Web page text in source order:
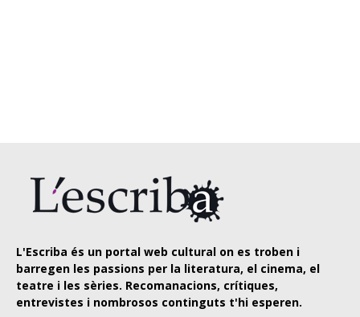
L'Escriba és un portal web cultural on es troben i
barregen les passions per la literatura, el cinema, el
teatre i les sèries. Recomanacions, crítiques,
entrevistes i nombrosos continguts t'hi esperen.